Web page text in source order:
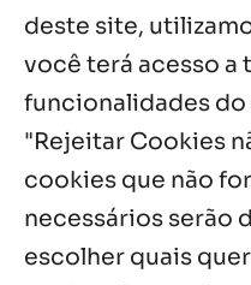
deste site,
você terá acesso a
funcionalidades do
"Rejeitar Cookies
cookies que não
necessários serão
escolher quais
Fazenda Dom
com
Cristóvão
5 ago, 2026
Notícias por